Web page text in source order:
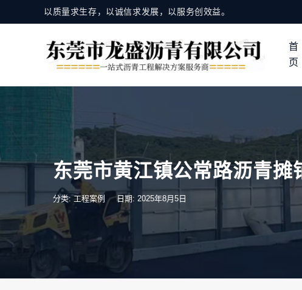
以质量求生存，以诚信求发展，以服务创效益。
首
页
东莞市黄江镇公常路沥青摊
分类:工程案例 日期: 2025年8月5日